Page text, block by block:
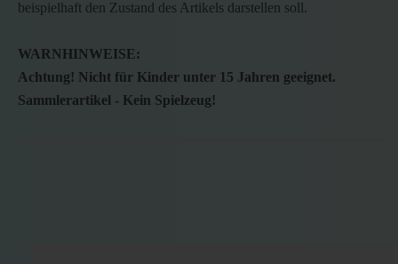
beispielhaft den Zustand des Artikels darstellen soll.
WARNHINWEISE:
Achtung! Nicht für Kinder unter 15 Jahren geeignet.
Sammlerartikel - Kein Spielzeug!